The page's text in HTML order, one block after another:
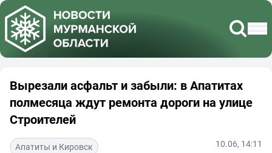
Вырезали асфальт и забыли: в Апатитах
полмесяца ждут ремонта дороги на улице
Строителей
Апатиты и Кировск 10.06, 14:11